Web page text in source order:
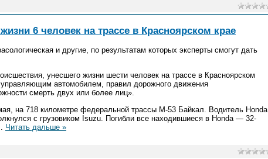
6 человек на трассе в Красноярском крае
и другие, по результатам которых эксперты смогут дать
унесшего жизни шести человек на трассе в Красноярском
автомобилем, правил дорожного движения
смерть двух или более лиц».
на 718 километре федеральной трассы М-53 Байкал. Водитель Honda
с грузовиком Isuzu. Погибли все находившиеся в Honda — 32-
Читать дальше »